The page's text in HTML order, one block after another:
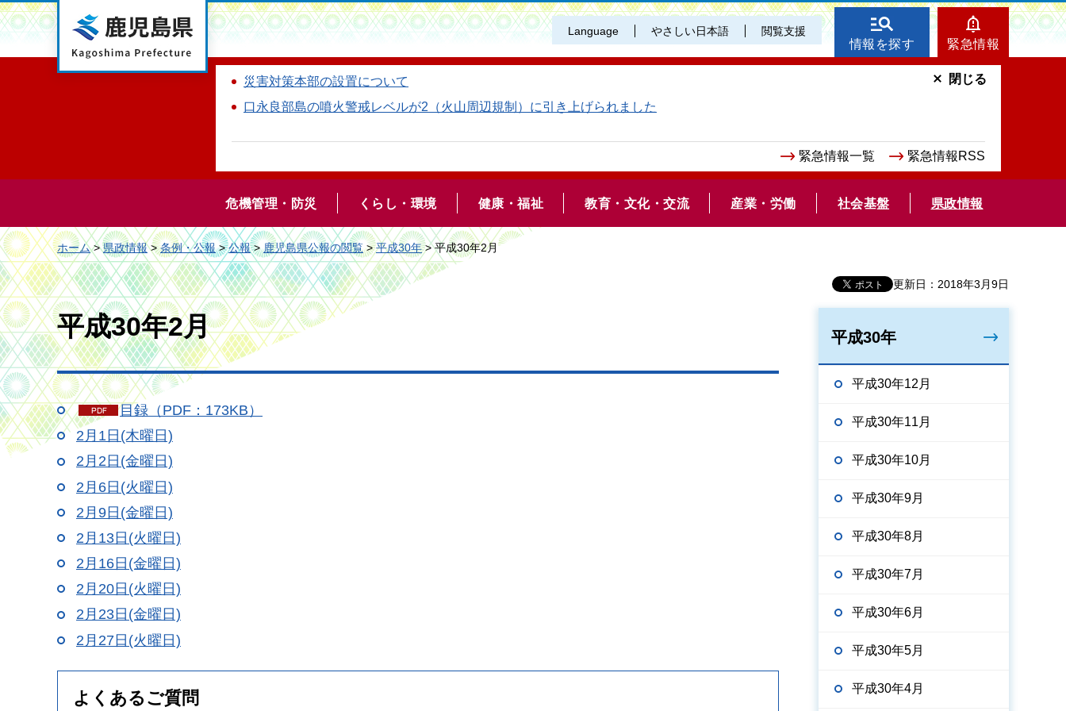
鹿児島県 Language やさしい日本語 閲覧支援
情報を探す 緊急情報
災害対策本部の設置について
口永良部島の噴火警戒レベルが2（火山周辺規制）に引き上げられました
緊急情報一覧 緊急情報RSS
閉じる
危機管理・防災 くらし・環境 健康・福祉 教育・文化・交流 産業・労働 社会基盤 県政情報
ホーム>県政情報>条例・公報>公報>鹿児島県公報の閲覧>平成30年> 平成30年2月
更新日：2018年3月9日
平成30年2月
目録（PDF：173KB）
2月1日(木曜日)
2月2日(金曜日)
2月6日(火曜日)
2月9日(金曜日)
2月13日(火曜日)
2月16日(金曜日)
2月20日(火曜日)
2月23日(金曜日)
2月27日(火曜日)
よくあるご質問
平成30年
平成30年12月
平成30年11月
平成30年10月
平成30年9月
平成30年8月
平成30年7月
平成30年6月
平成30年5月
平成30年4月